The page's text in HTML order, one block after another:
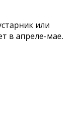
или
в апреле-мае.